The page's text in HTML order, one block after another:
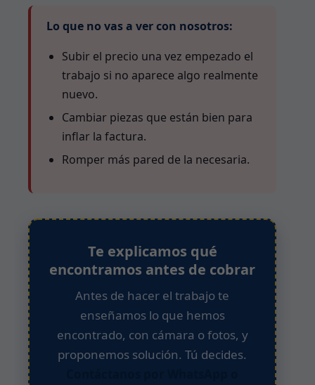
Lo que no vas a ver con nosotros:
Subir el precio una vez empezado el
trabajo si no aparece algo realmente
nuevo.
Cambiar piezas que están bien para
inflar la factura.
Romper más pared de la necesaria.
Te explicamos qué
encontramos antes de cobrar
Antes de hacer el trabajo te
enseñamos lo que hemos
encontrado, con cámara o fotos, y
proponemos solución. Tú decides.